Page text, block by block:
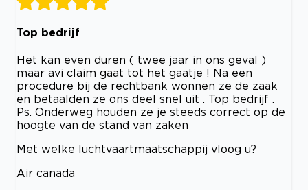
Top bedrijf
Het kan even duren ( twee jaar in ons geval )
maar avi claim gaat tot het gaatje ! Na een
procedure bij de rechtbank wonnen ze de zaak
en betaalden ze ons deel snel uit . Top bedrijf .
Ps. Onderweg houden ze je steeds correct op de
hoogte van de stand van zaken
Met welke luchtvaartmaatschappij vloog u?
Air canada